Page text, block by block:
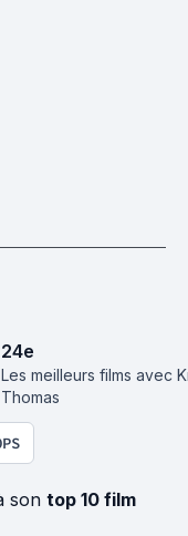
24e
Les meilleurs films avec
Thomas
son top 10 film